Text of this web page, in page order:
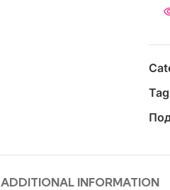
ADDITIONAL INFORMATION